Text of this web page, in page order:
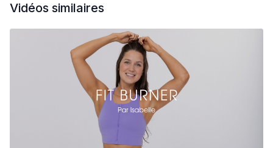
2025! Gros workout de feu qui fera brûler tous les muscles de
- Snatch to thrusters x10-12
Vidéos similaires